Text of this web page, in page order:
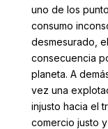
uno de los
consumo
desmesurado,
consecuencia
planeta. A
vez una
injusto hacia el
comercio justo